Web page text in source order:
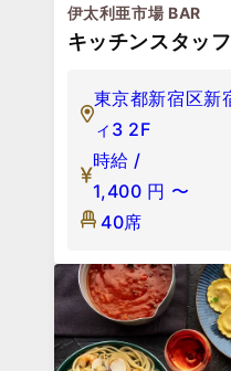
伊太利亜市場 BAR
キッチンスタッ
東京都新宿区
ィ3 2F
時給 /
1,400 円 〜
40席